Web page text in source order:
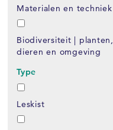
Materialen en techniek
Biodiversiteit | planten,
dieren en omgeving
Type
Leskist